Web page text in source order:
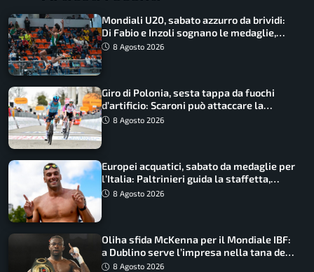
Mondiali U20, sabato azzurro da brividi:
Di Fabio e Inzoli sognano le medaglie,
Castellani e Succo in finale
8 Agosto 2026
Giro di Polonia, sesta tappa da fuochi
d’artificio: Scaroni può attaccare la
maglia di Lemmen
8 Agosto 2026
Europei acquatici, sabato da medaglie per
l’Italia: Paltrinieri guida la staffetta,
Barnabà sogna l’oro dalle grandi altezze
8 Agosto 2026
Oliha sfida McKenna per il Mondiale IBF:
a Dublino serve l’impresa nella tana del
lupo8 Agosto 2026